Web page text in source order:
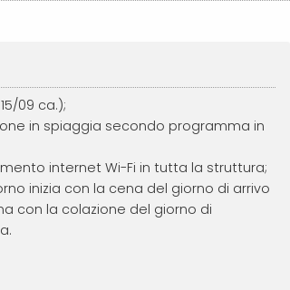
09 ca.);
in spiaggia secondo programma in
internet Wi-Fi in tutta la struttura;
inizia con la cena del giorno di arrivo
con la colazione del giorno di